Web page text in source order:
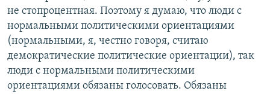
не стопроцентная. Поэтому я думаю, что люди с
нормальными политическими ориентациями
(нормальными, я, честно говоря, считаю
демократические политические ориентации), так
люди с нормальными политическими
ориентациями обязаны голосовать. Обязаны